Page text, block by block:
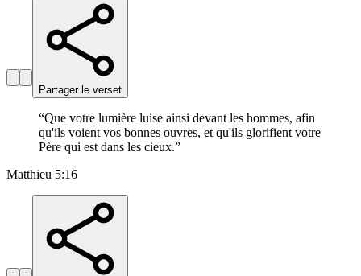
Partager le verset
“Que votre lumière luise ainsi devant les hommes, afin
qu'ils voient vos bonnes ouvres, et qu'ils glorifient votre
Père qui est dans les cieux.”
Matthieu 5:16